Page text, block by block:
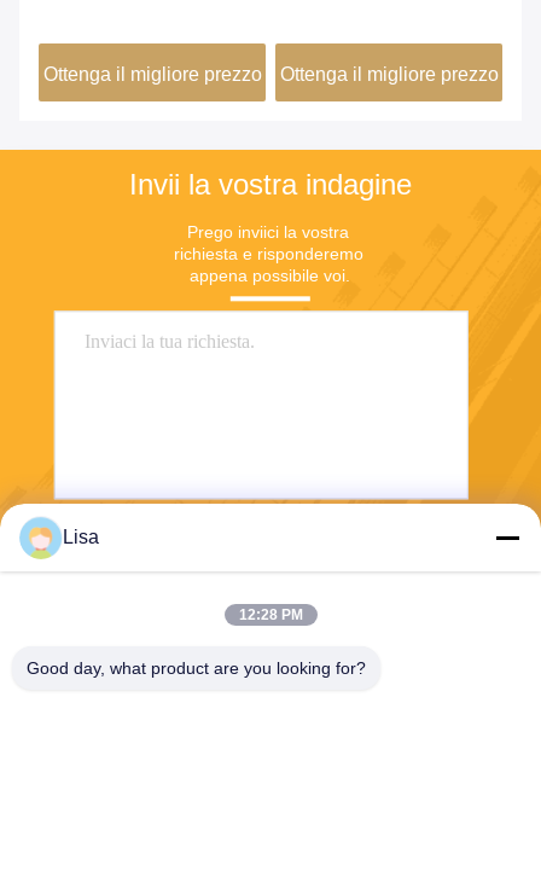
adesione di 4300 Psi e
norma BS EN14640
Ottenga il migliore prezzo
Deposit Efficiency e finitura
superficiale liscia
Ottenga il migliore prezzo
Invii la vostra indagine
Prego inviici la vostra
richiesta e risponderemo
appena possibile voi.
Lisa
12:28 PM
Good day, what product are you looking for?